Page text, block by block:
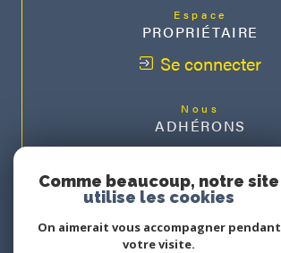
Espace
PROPRIÉTAIRE
Se connecter
Nous
ADHÉRONS
Comme beaucoup, notre site
utilise les cookies
On aimerait vous accompagner pendant
votre visite.